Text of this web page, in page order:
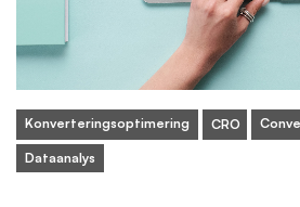
Konverteringsoptimering CRO
Dataanalys